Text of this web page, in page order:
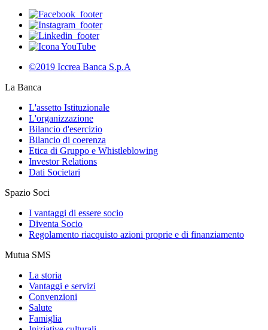
©2019 Iccrea Banca S.p.A
La Banca
L'assetto Istituzionale
L'organizzazione
Bilancio d'esercizio
Bilancio di coerenza
Etica di Gruppo e Whistleblowing
Investor Relations
Dati Societari
Spazio Soci
I vantaggi di essere socio
Diventa Socio
Regolamento riacquisto azioni proprie e di finanziamento
Mutua SMS
La storia
Vantaggi e servizi
Convenzioni
Salute
Famiglia